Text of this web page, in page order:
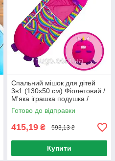
Спальний мішок для дітей
3в1 (130х50 см) Фіолетовий /
М'яка іграшка подушка /
Дитячий спальник
Готово до відправки
415,19 ₴ 593,13 ₴
Купити